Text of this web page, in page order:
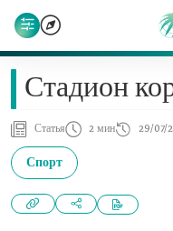
Стадион
Статья 2 мин 29/07/
Спорт